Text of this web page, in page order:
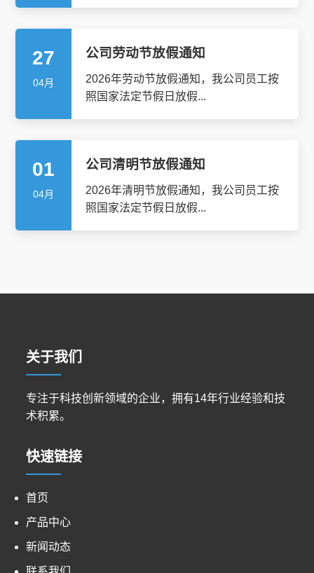
27
04月
公司劳动节放假通知
2026年劳动节放假通知，我公司员工按
照国家法定节假日放假...
01
04月
公司清明节放假通知
2026年清明节放假通知，我公司员工按
照国家法定节假日放假...
关于我们
专注于科技创新领域的企业，拥有14年行业经验和技
术积累。
快速链接
首页
产品中心
新闻动态